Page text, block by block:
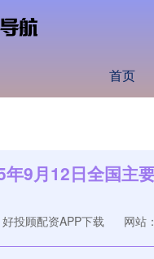
首页
9月12日全国主
投顾配资APP下载 网站